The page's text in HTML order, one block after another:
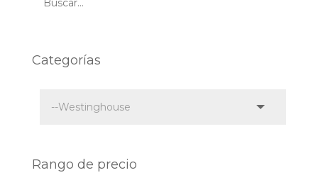
Categorías
Rango de precio